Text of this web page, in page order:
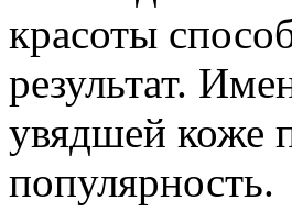
красоты
результат.
увядшей коже
популярность.